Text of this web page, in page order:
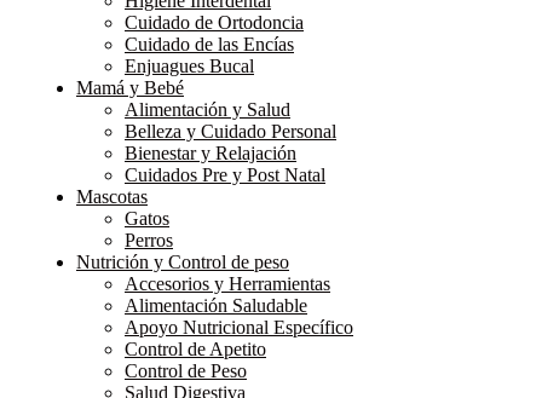
Cuidado de Ortodoncia
Cuidado de las Encías
Enjuagues Bucal
Mamá y Bebé
Alimentación y Salud
Belleza y Cuidado Personal
Bienestar y Relajación
Cuidados Pre y Post Natal
Mascotas
Gatos
Perros
Nutrición y Control de peso
Accesorios y Herramientas
Alimentación Saludable
Apoyo Nutricional Específico
Control de Apetito
Control de Peso
Salud Digestiva